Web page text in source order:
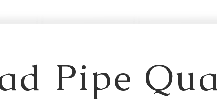
Pipe